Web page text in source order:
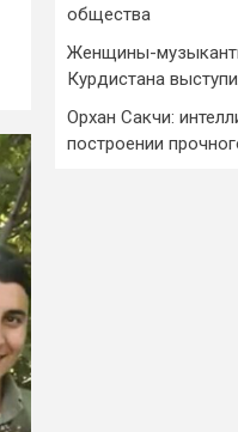
общества
Женщины-
Курдистана
Орхан Сакчи:
построении